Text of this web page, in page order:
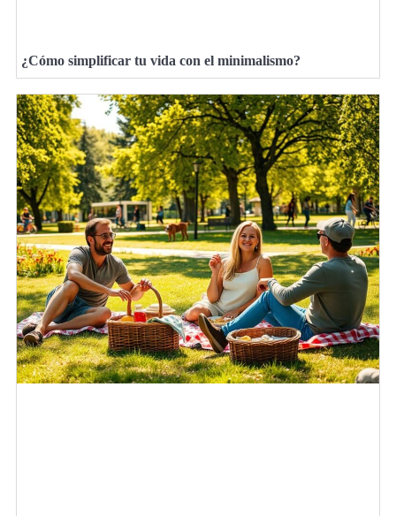
¿Cómo simplificar tu vida con el minimalismo?